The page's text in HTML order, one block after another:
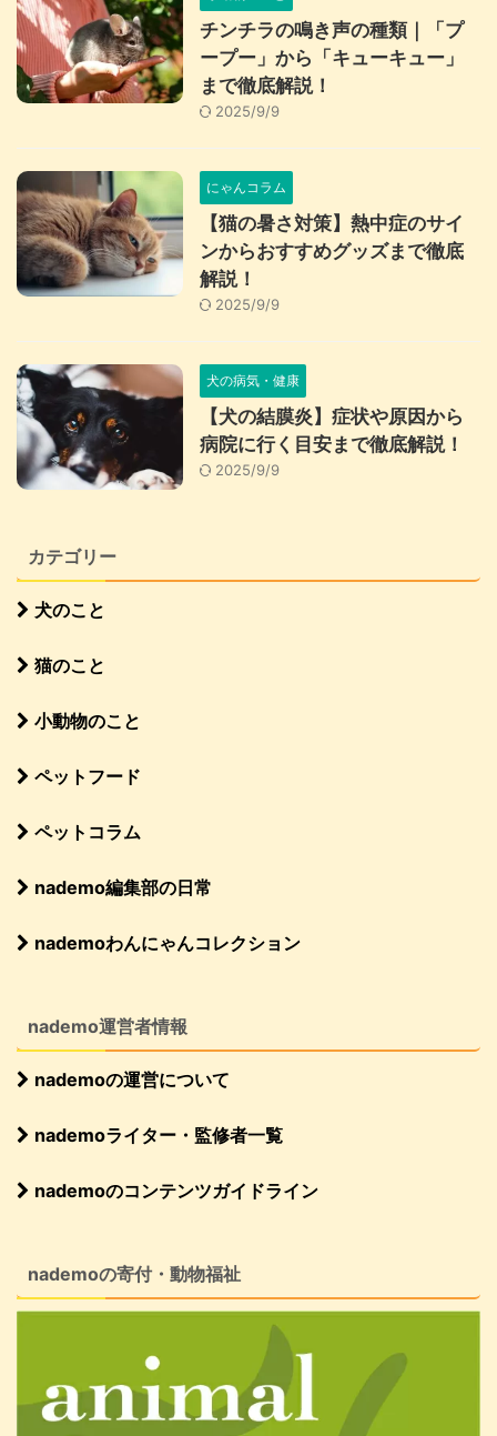
チンチラの鳴き声の種類｜「プ
ープー」から「キューキュー」
まで徹底解説！
2025/9/9
にゃんコラム
【猫の暑さ対策】熱中症のサイ
ンからおすすめグッズまで徹底
解説！
2025/9/9
犬の病気・健康
【犬の結膜炎】症状や原因から
病院に行く目安まで徹底解説！
2025/9/9
カテゴリー
犬のこと
猫のこと
小動物のこと
ペットフード
ペットコラム
nademo編集部の日常
nademoわんにゃんコレクション
nademo運営者情報
nademoの運営について
nademoライター・監修者一覧
nademoのコンテンツガイドライン
nademoの寄付・動物福祉